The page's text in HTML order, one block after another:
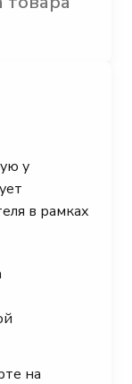
у
в рамках
на